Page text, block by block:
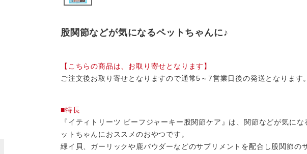
股関節などが気になるペットちゃんに♪
【こちらの商品は、お取り寄せとなります】
ご注文後お取り寄せとなりますので通常5～7営業日後の発送となります。
■特長
『イティトリーツ ビーフジャーキー股関節ケア』は、関節などが気にな
ットちゃんにおススメのおやつです。
緑イ貝、ガーリックや鹿パウダーなどのサプリメントを配合し股関節の